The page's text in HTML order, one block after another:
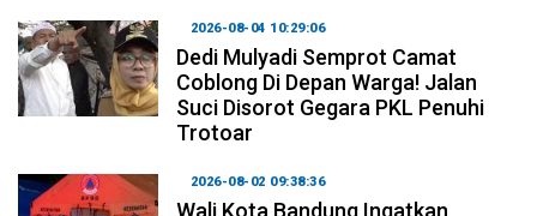
2026-08-04 10:29:06
Dedi Mulyadi Semprot Camat
Coblong Di Depan Warga! Jalan
Suci Disorot Gegara PKL Penuhi
Trotoar
2026-08-02 09:38:36
Wali Kota Bandung Ingatkan